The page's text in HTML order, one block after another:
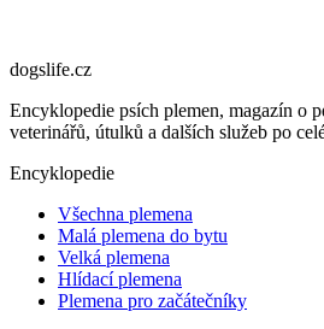
dogslife.cz
Encyklopedie psích plemen, magazín o
veterinářů, útulků a dalších služeb po
Encyklopedie
Všechna plemena
Malá plemena do bytu
Velká plemena
Hlídací plemena
Plemena pro začátečníky